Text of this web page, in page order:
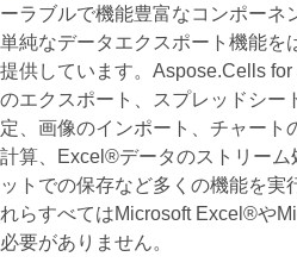
ーラブルで機能豊富なコンポーネ
単純なデータエクスポート機能を
提供しています。Aspose.Cells
のエクスポート、スプレッドシー
定、画像のインポート、チャート
計算、Excel®データのストリーム
ットでの保存など多くの機能を実
れらすべてはMicrosoft Excel®や
必要がありません。